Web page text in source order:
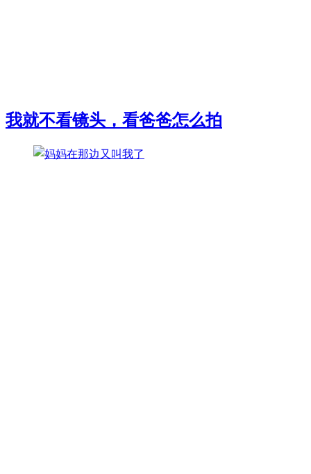
我就不看镜头，看爸爸怎么拍